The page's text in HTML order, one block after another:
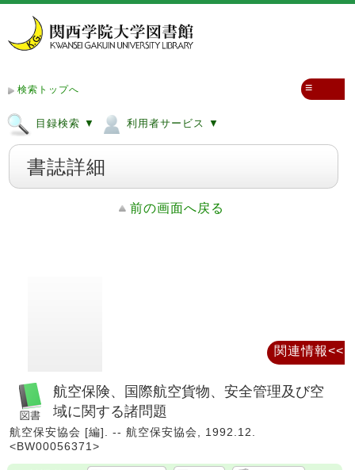
検索トップへ
目録検索 ▼ 利用者サービス ▼
≡
書誌詳細
前の画面へ戻る
航空保険、国際航空貨物、安全管理及び空
域に関する諸問題
航空保安協会 [編]. -- 航空保安協会, 1992.12.
<BW00056371>
関連情報<<